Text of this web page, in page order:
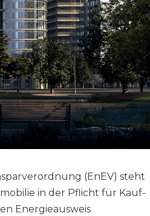
(EnEV) steht
in der Pflicht für Kauf-
Energieausweis